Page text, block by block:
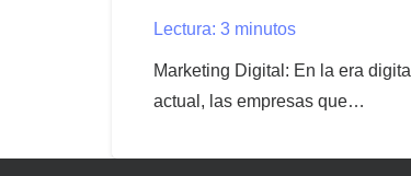
Lectura: 3 minutos
Marketing Digital: En la era digital
actual, las empresas que…